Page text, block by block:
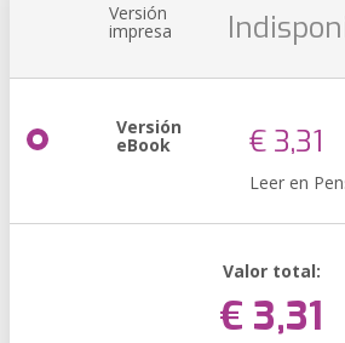
Versión
impresa
Versión
eBook € 3,31
Leer en
Valor total:
€ 3,31